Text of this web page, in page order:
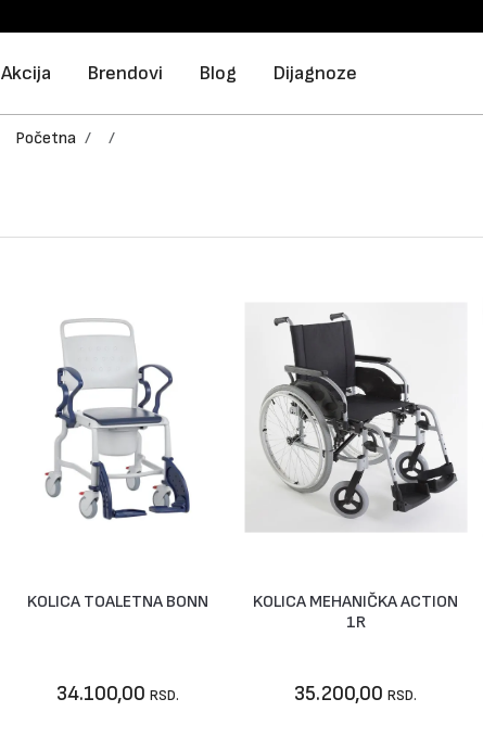
Akcija Brendovi Blog Dijagnoze
Početna
KOLICA TOALETNA BONN
34.100,00RSD.
Vidi artikal
KOLICA MEHANIČKA ACTION
1R
35.200,00RSD.